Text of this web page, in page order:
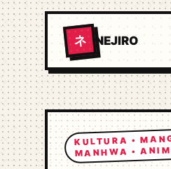
ネ NEJIRO
KULTURA •
MANHWA •